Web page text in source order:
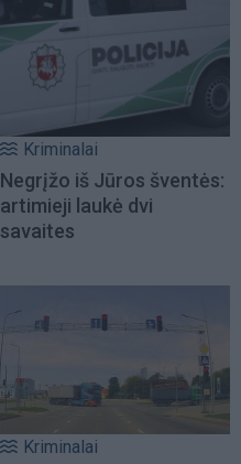
Kriminalai
Negrįžo iš Jūros šventės:
artimieji laukė dvi
savaites
Kriminalai